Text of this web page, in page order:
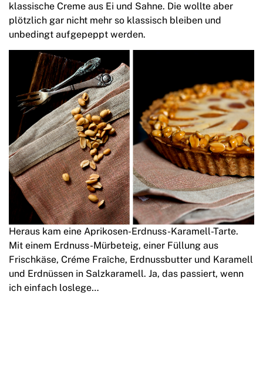
klassische Creme aus Ei und Sahne. Die wollte aber
plötzlich gar nicht mehr so klassisch bleiben und
unbedingt aufgepeppt werden.
Heraus kam eine Aprikosen-Erdnuss-Karamell-Tarte.
Mit einem Erdnuss-Mürbeteig, einer Füllung aus
Frischkäse, Créme Fraîche, Erdnussbutter und Karamell
und Erdnüssen in Salzkaramell. Ja, das passiert, wenn
ich einfach loslege…